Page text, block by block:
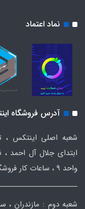
نماد اعتماد
آدرس فروشگاه
شعبه اصلی اینتکس ،
واحد ۹ ، ساعات کار فروشگاه : ۱۰ صبح تا ۹ شب.